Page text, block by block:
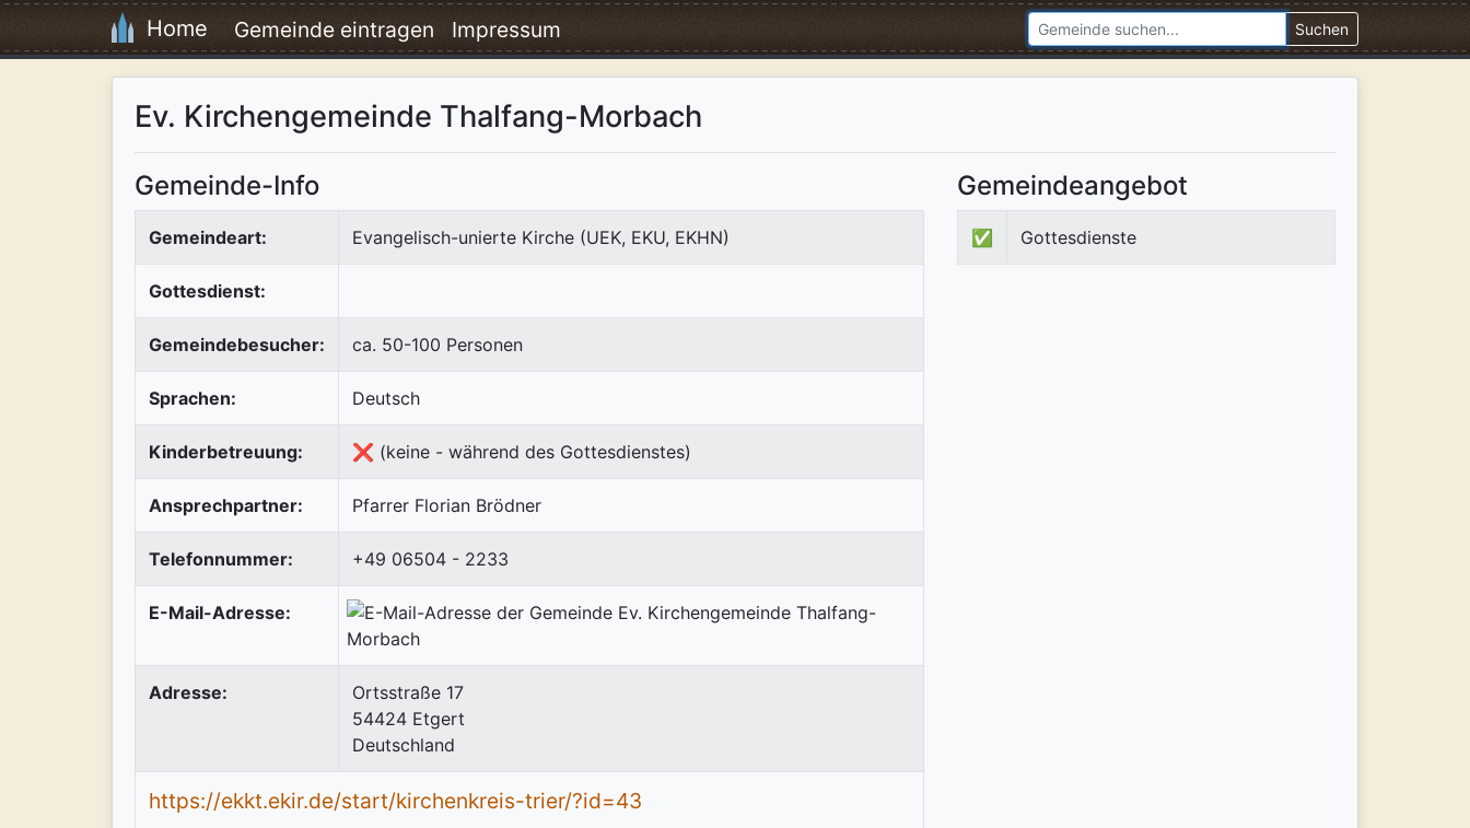
Home Gemeinde eintragen Impressum Suchen
Ev. Kirchengemeinde Thalfang-Morbach
Gemeinde-Info
Gemeindeart: Evangelisch-unierte Kirche (UEK, EKU, EKHN)
Gottesdienst:
Gemeindebesucher: ca. 50-100 Personen
Sprachen: Deutsch
Kinderbetreuung: ❌ (keine - während des Gottesdienstes)
Ansprechpartner: Pfarrer Florian Brödner
Telefonnummer: +49 06504 - 2233
E-Mail-Adresse:
Adresse:
Ortsstraße 17
54424 Etgert
Deutschland
https://ekkt.ekir.de/start/kirchenkreis-trier/?id=43
Gemeindeangebot
✅ Gottesdienste